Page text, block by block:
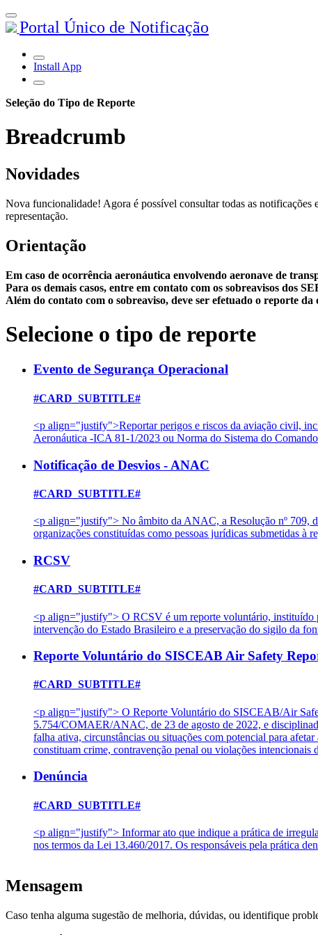
Portal Único de Notificação
Install App
Seleção do Tipo de Reporte
Breadcrumb
Novidades
Nova funcionalidade! Agora é possível consultar todas as notificações
representação.
Orientação
Em caso de ocorrência aeronáutica envolvendo aeronave de
Para os demais casos, entre em contato com os sobreavisos dos
Além do contato com o sobreaviso, deve ser efetuado o reporte
Selecione o tipo de reporte
Evento de Segurança Operacional
#CARD_SUBTITLE#
<p align="justify">Reportar perigos e riscos da aviação civil,
Aeronáutica -ICA 81-1/2023 ou Norma do Sistema do
Notificação de Desvios - ANAC
#CARD_SUBTITLE#
<p align="justify"> No âmbito da ANAC, a Resolução nº 709,
organizações constituídas como pessoas jurídicas submetidas à
RCSV
#CARD_SUBTITLE#
<p align="justify"> O RCSV é um reporte voluntário, instituído
intervenção do Estado Brasileiro e a preservação do sigilo da
Reporte Voluntário do SISCEAB Air Safety
#CARD_SUBTITLE#
<p align="justify"> O Reporte Voluntário do SISCEAB/Air
5.754/COMAER/ANAC, de 23 de agosto de 2022, e
falha ativa, circunstâncias ou situações com potencial para
constituam crime, contravenção penal ou violações
Denúncia
#CARD_SUBTITLE#
<p align="justify"> Informar ato que indique a prática de
nos termos da Lei 13.460/2017. Os responsáveis pela prática
Mensagem
Caso tenha alguma sugestão de melhoria, dúvidas, ou identifique